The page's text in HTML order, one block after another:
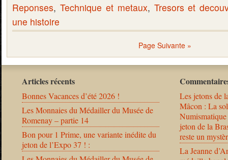
Reponses, Technique et metaux, Tresors et
une histoire
Page Suivante »
Articles récents
Bonnes Vacances d’été 2026 !
Les Monnaies du Médailler du Musée de
Romenay – partie 14
Bon pour 1 Prime, une variante inédite du
jeton de l’Expo 37 ! :
Les jetons de
Mâcon : La
jeton de la
reste un
La Jeanne